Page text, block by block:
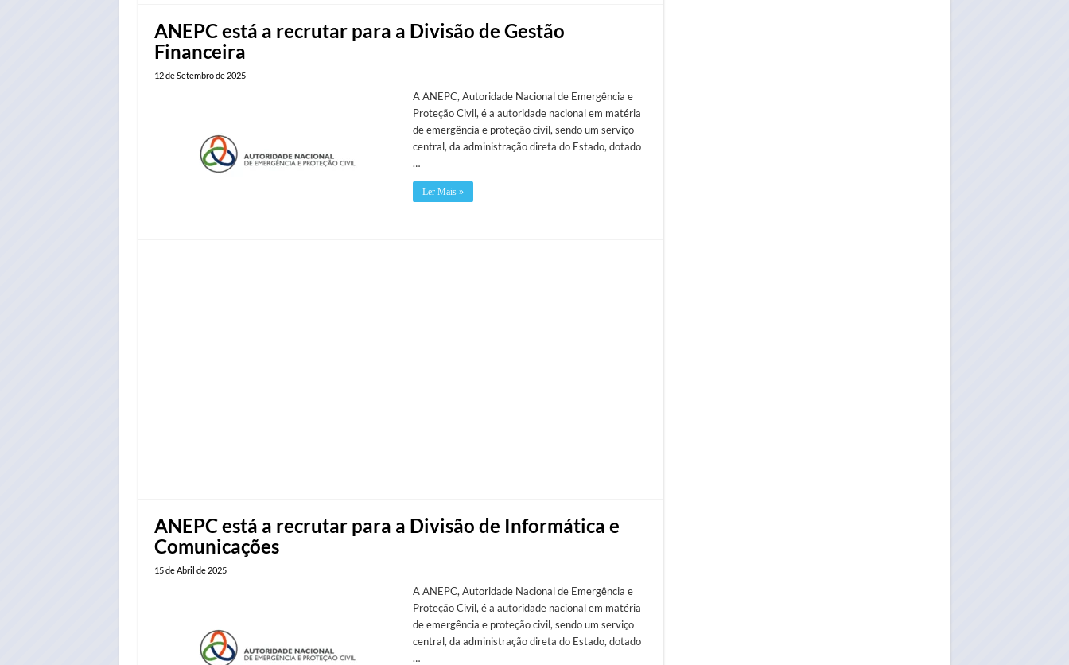
ANEPC está a recrutar para a Divisão de Gestão
Financeira
12 de Setembro de 2025
A ANEPC, Autoridade Nacional de Emergência e
Proteção Civil, é a autoridade nacional em matéria
de emergência e proteção civil, sendo um serviço
central, da administração direta do Estado, dotado
…
Ler Mais »
ANEPC está a recrutar para a Divisão de Informática e
Comunicações
15 de Abril de 2025
A ANEPC, Autoridade Nacional de Emergência e
Proteção Civil, é a autoridade nacional em matéria
de emergência e proteção civil, sendo um serviço
central, da administração direta do Estado, dotado
…